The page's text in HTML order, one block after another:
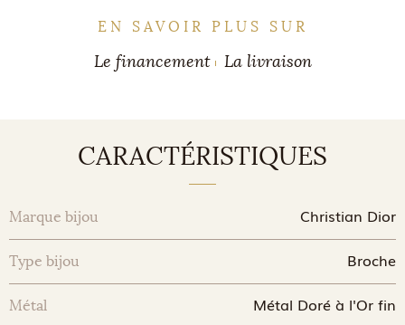
EN SAVOIR PLUS SUR
Le financement La livraison
CARACTÉRISTIQUES
Marque bijou Christian Dior
Type bijou Broche
Métal Métal Doré à l'Or fin